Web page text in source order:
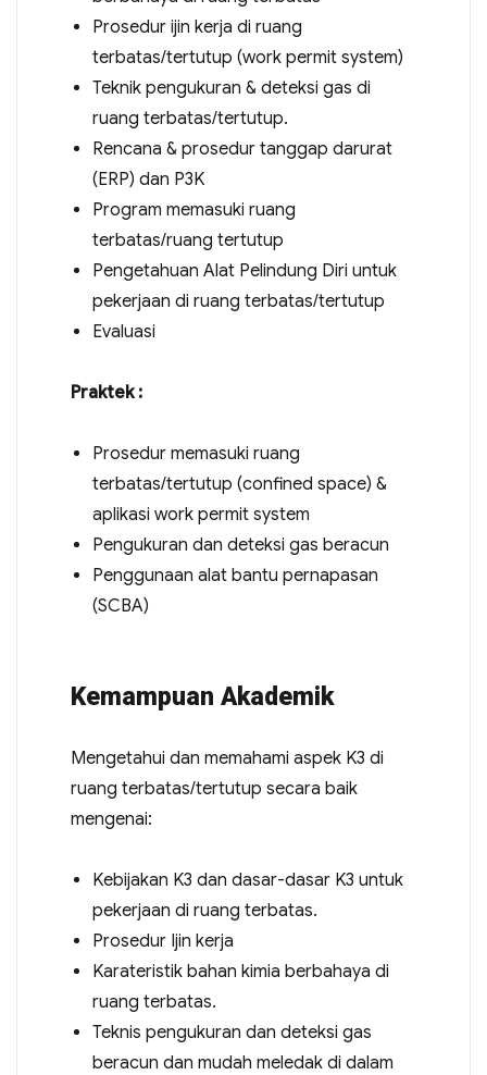
Prosedur ijin kerja di ruang
terbatas/tertutup (work permit system)
Teknik pengukuran & deteksi gas di
ruang terbatas/tertutup.
Rencana & prosedur tanggap darurat
(ERP) dan P3K
Program memasuki ruang
terbatas/ruang tertutup
Pengetahuan Alat Pelindung Diri untuk
pekerjaan di ruang terbatas/tertutup
Evaluasi
Praktek :
Prosedur memasuki ruang
terbatas/tertutup (confined space) &
aplikasi work permit system
Pengukuran dan deteksi gas beracun
Penggunaan alat bantu pernapasan
(SCBA)
Kemampuan Akademik
Mengetahui dan memahami aspek K3 di
ruang terbatas/tertutup secara baik
mengenai:
Kebijakan K3 dan dasar-dasar K3 untuk
pekerjaan di ruang terbatas.
Prosedur Ijin kerja
Karateristik bahan kimia berbahaya di
ruang terbatas.
Teknis pengukuran dan deteksi gas
beracun dan mudah meledak di dalam